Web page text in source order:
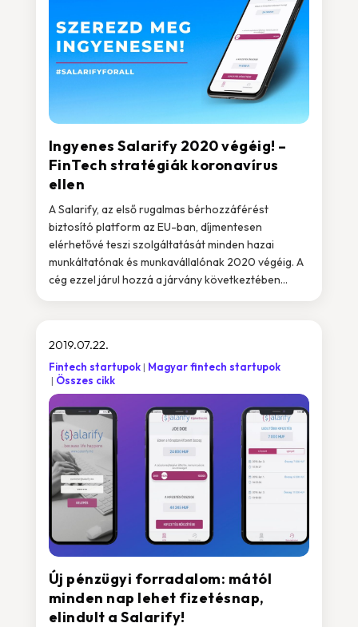
Ingyenes Salarify 2020 végéig! –
FinTech stratégiák koronavírus
ellen
A Salarify, az első rugalmas bérhozzáférést
biztosító platform az EU-ban, díjmentesen
elérhetővé teszi szolgáltatását minden hazai
munkáltatónak és munkavállalónak 2020 végéig. A
cég ezzel járul hozzá a járvány következtében...
Új pénzügyi forradalom: mától
minden nap lehet fizetésnap,
elindult a Salarify!
2019.07.22.
Fintech startupok
Magyar fintech startupok
Összes cikk